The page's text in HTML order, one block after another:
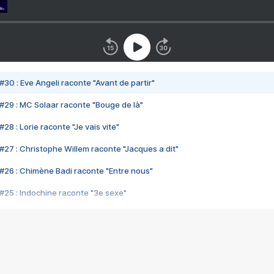
#30 : Eve Angeli raconte "Avant de partir"
#29 : MC Solaar raconte "Bouge de là"
#28 : Lorie raconte "Je vais vite"
#27 : Christophe Willem raconte "Jacques a dit"
#26 : Chimène Badi raconte "Entre nous"
#25 : Indochine raconte "3e sexe"